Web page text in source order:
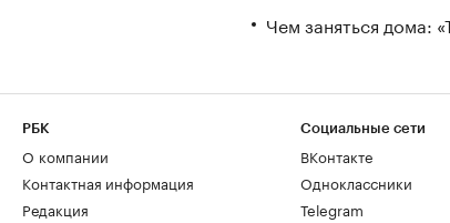
Чем заняться дома:
РБК
О компании
Контактная информация
Редакция
Социальные сети
ВКонтакте
Одноклассники
Telegram